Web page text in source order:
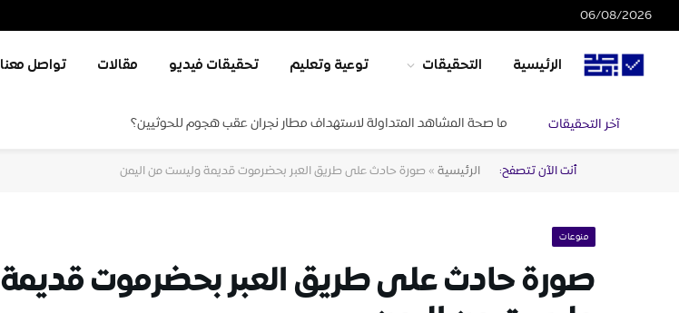
06/08/2026
الرئيسية التحقيقات توعية وتعليم تحقيقات فيديو مقالات تواصل معنا
آخر التحقيقات ما صحة المشاهد المتداولة لاستهداف مطار نجران عقب هجوم للحوثيين؟
أنت الآن تتصفح: الرئيسية»صورة حادث على طريق العبر بحضرموت قديمة وليست من اليمن
منوعات
صورة حادث على طريق العبر بحضرموت قديمة